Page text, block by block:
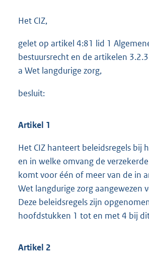
Het CIZ,
gelet op artikel 4:81 lid 1
bestuursrecht en de artikelen
a Wet langdurige zorg,
besluit:
Artikel 1
Het CIZ hanteert beleidsregels bij
en in welke omvang de
komt voor één of meer van de in
Wet langdurige zorg aangewezen
Deze beleidsregels zijn
hoofdstukken 1 tot en met 4 bij
Artikel 2